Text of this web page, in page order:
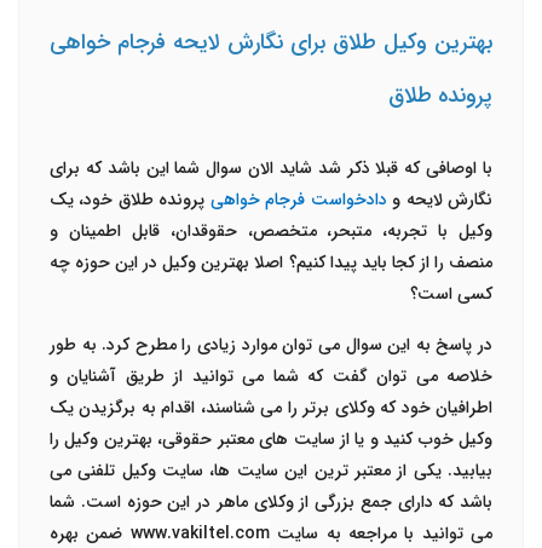
بهترین وکیل طلاق برای نگارش لایحه فرجام خواهی
پرونده طلاق
با اوصافی که قبلا ذکر شد شاید الان سوال شما این باشد که برای
نگارش لایحه و دادخواست فرجام خواهی پرونده طلاق خود، یک
وکیل با تجربه، متبحر، متخصص، حقوقدان، قابل اطمینان و
منصف را از کجا باید پیدا کنیم؟ اصلا بهترین وکیل در این حوزه چه
کسی است؟
در پاسخ به این سوال می توان موارد زیادی را مطرح کرد. به طور
خلاصه می توان گفت که شما می توانید از طریق آشنایان و
اطرافیان خود که وکلای برتر را می شناسند، اقدام به برگزیدن یک
وکیل خوب کنید و یا از سایت های معتبر حقوقی، بهترین وکیل را
بیابید. یکی از معتبر ترین این سایت ها، سایت وکیل تلفنی می
باشد که دارای جمع بزرگی از وکلای ماهر در این حوزه است. شما
می توانید با مراجعه به سایتwww.vakiltel.com ضمن بهره